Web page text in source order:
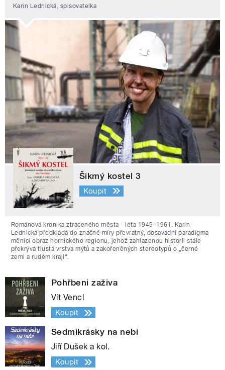
Karin Lednická, spisovatelka
Šikmý kostel 3
Koupit
Románová kronika ztraceného města - léta 1945–1961. Karin
Lednická předkládá do značné míry převratný, dosavadní paradigma
měnící obraz hornického regionu, jehož zahlazenou historii stále
překrývá tlustá vrstva mýtů a zakořeněných stereotypů o „černé
zemi a rudém kraji“.
Pohřbeni zaživa
Vít Vencl
Koupit
Sedmikrásky na nebi
Jiří Dušek a kol.
Koupit